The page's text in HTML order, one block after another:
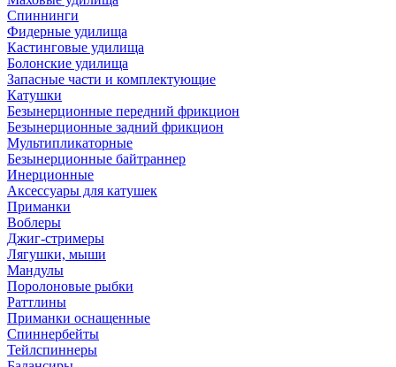
Спиннинги
Фидерные удилища
Кастинговые удилища
Болонские удилища
Запасные части и комплектующие
Катушки
Безынерционные передний фрикцион
Безынерционные задний фрикцион
Мультипликаторные
Безынерционные байтраннер
Инерционные
Аксессуары для катушек
Приманки
Воблеры
Джиг-стримеры
Лягушки, мыши
Мандулы
Поролоновые рыбки
Раттлины
Приманки оснащенные
Спиннербейты
Тейлспиннеры